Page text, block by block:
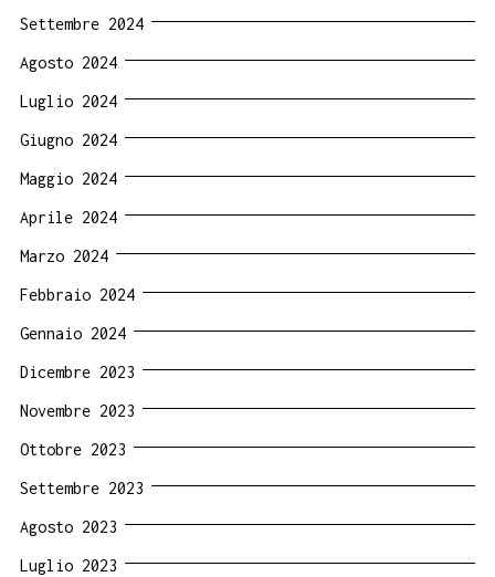
Settembre 2024
Agosto 2024
Luglio 2024
Giugno 2024
Maggio 2024
Aprile 2024
Marzo 2024
Febbraio 2024
Gennaio 2024
Dicembre 2023
Novembre 2023
Ottobre 2023
Settembre 2023
Agosto 2023
Luglio 2023